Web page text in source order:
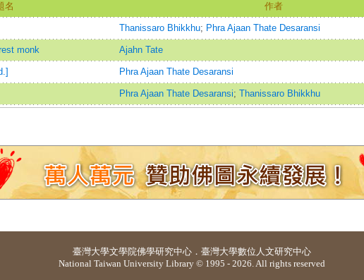
名 作者
Thanissaro Bhikkhu; Phra Ajaan Thate Desaransi
monk Ajahn Tate
Phra Ajaan Thate Desaransi
Phra Ajaan Thate Desaransi; Thanissaro Bhikkhu
臺灣大學文學院佛學研究中心 ． 臺灣大學數位人文研究中心
National Taiwan University Library © 1995 - 2026. All rights reserved